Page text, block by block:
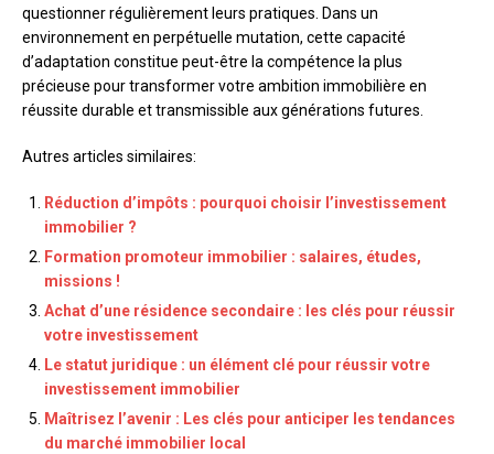
questionner régulièrement leurs pratiques. Dans un
environnement en perpétuelle mutation, cette capacité
d’adaptation constitue peut-être la compétence la plus
précieuse pour transformer votre ambition immobilière en
réussite durable et transmissible aux générations futures.
Autres articles similaires:
Réduction d’impôts : pourquoi choisir l’investissement
immobilier ?
Formation promoteur immobilier : salaires, études,
missions !
Achat d’une résidence secondaire : les clés pour réussir
votre investissement
Le statut juridique : un élément clé pour réussir votre
investissement immobilier
Maîtrisez l’avenir : Les clés pour anticiper les tendances
du marché immobilier local